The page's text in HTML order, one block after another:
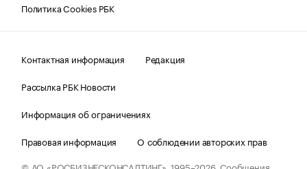
Политика Cookies РБК
Контактная информация
Редакция
Рассылка РБК Новости
Информация об ограничениях
Правовая информация
О соблюдении авторских прав